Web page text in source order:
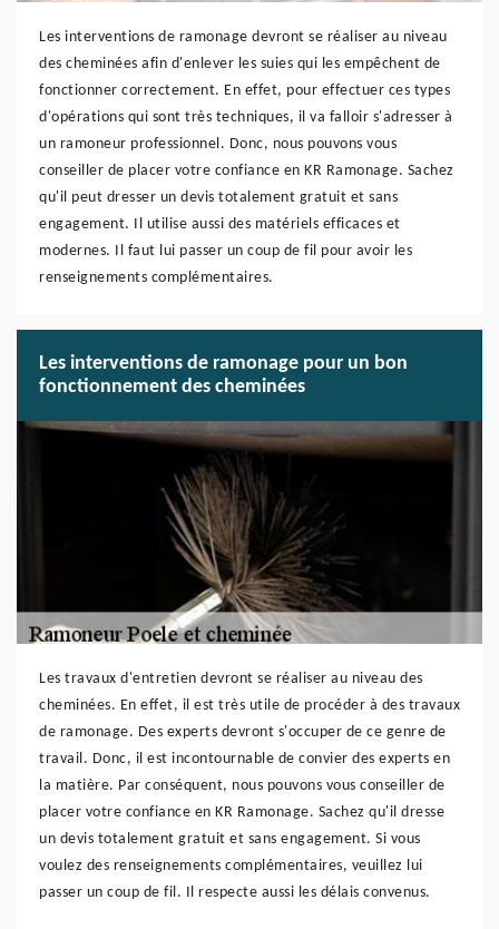
Les interventions de ramonage devront se réaliser au niveau
des cheminées afin d'enlever les suies qui les empêchent de
fonctionner correctement. En effet, pour effectuer ces types
d'opérations qui sont très techniques, il va falloir s'adresser à
un ramoneur professionnel. Donc, nous pouvons vous
conseiller de placer votre confiance en KR Ramonage. Sachez
qu'il peut dresser un devis totalement gratuit et sans
engagement. Il utilise aussi des matériels efficaces et
modernes. Il faut lui passer un coup de fil pour avoir les
renseignements complémentaires.
Les interventions de ramonage pour un bon
fonctionnement des cheminées
Les travaux d'entretien devront se réaliser au niveau des
cheminées. En effet, il est très utile de procéder à des travaux
de ramonage. Des experts devront s'occuper de ce genre de
travail. Donc, il est incontournable de convier des experts en
la matière. Par conséquent, nous pouvons vous conseiller de
placer votre confiance en KR Ramonage. Sachez qu'il dresse
un devis totalement gratuit et sans engagement. Si vous
voulez des renseignements complémentaires, veuillez lui
passer un coup de fil. Il respecte aussi les délais convenus.